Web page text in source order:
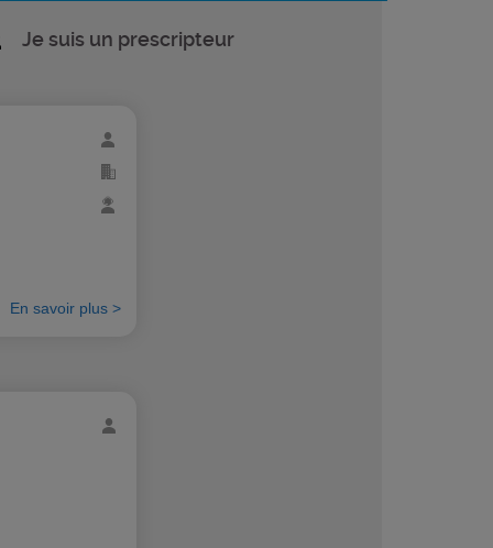
Je suis un prescripteur
En savoir plus >